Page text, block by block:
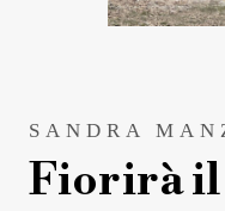
SANDRA
Fiorirà il